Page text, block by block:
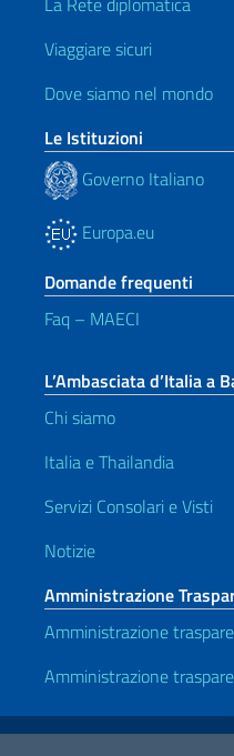
Viaggiare sicuri
Dove siamo nel mondo
Le Istituzioni
Governo Italiano
Europa.eu
Domande frequenti
Faq – MAECI
L’Ambasciata d’Italia a
Chi siamo
Italia e Thailandia
Servizi Consolari e Visti
Notizie
Amministrazione
Amministrazione
Amministrazione
Link Utili